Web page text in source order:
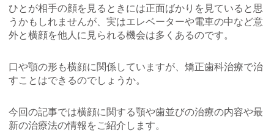
ひとが相手の顔を見るときには正面ばかりを見ていると思
うかもしれませんが、実はエレベーターや電車の中など意
外と横顔を他人に見られる機会は多くあるのです。
口や顎の形も横顔に関係していますが、矯正歯科治療で治
すことはできるのでしょうか。
今回の記事では横顔に関する顎や歯並びの治療の内容や最
新の治療法の情報をご紹介します。